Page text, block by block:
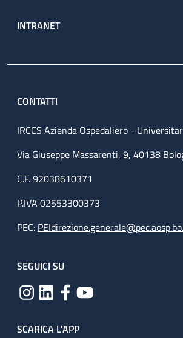
INTRANET
CONTATTI
IRCCS Azienda Ospedaliero -
Via Giuseppe Massarenti, 9, 40138
C.F. 92038610371
P.IVA 02553300373
PEC:
SEGUICI SU
SCARICA L'APP